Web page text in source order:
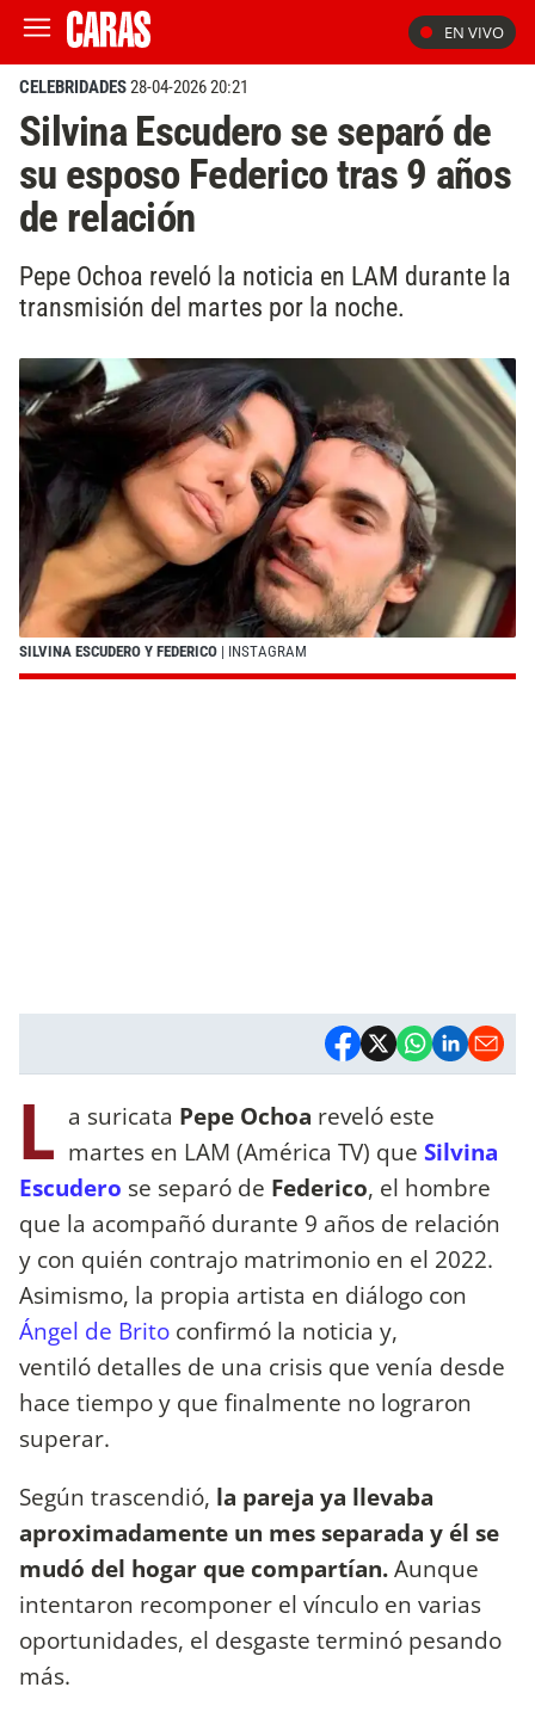
EN VIVO
CELEBRIDADES28-04-2026 20:21
Silvina Escudero se separó de
su esposo Federico tras 9 años
de relación
Pepe Ochoa reveló la noticia en LAM durante la
transmisión del martes por la noche.
SILVINA ESCUDERO Y FEDERICO | INSTAGRAM
L a suricata Pepe Ochoa reveló este
martes en LAM (América TV) que Silvina
Escudero se separó de Federico, el hombre
que la acompañó durante 9 años de relación
y con quién contrajo matrimonio en el 2022.
Asimismo, la propia artista en diálogo con
Ángel de Brito confirmó la noticia y,
ventiló detalles de una crisis que venía desde
hace tiempo y que finalmente no lograron
superar.
Según trascendió, la pareja ya llevaba
aproximadamente un mes separada y él se
mudó del hogar que compartían.Aunque
intentaron recomponer el vínculo en varias
oportunidades, el desgaste terminó pesando
más.